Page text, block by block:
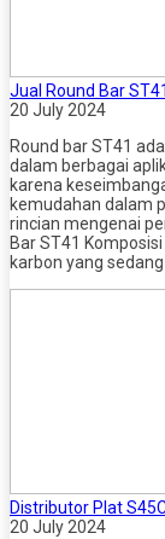
Jual Round Bar
20 July 2024
Round bar ST41
dalam berbagai
karena
kemudahan dalam
rincian mengenai
Bar ST41
karbon yang
Distributor Plat
20 July 2024